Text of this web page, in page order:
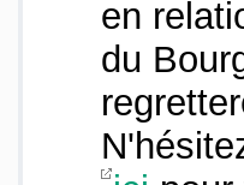
en
du